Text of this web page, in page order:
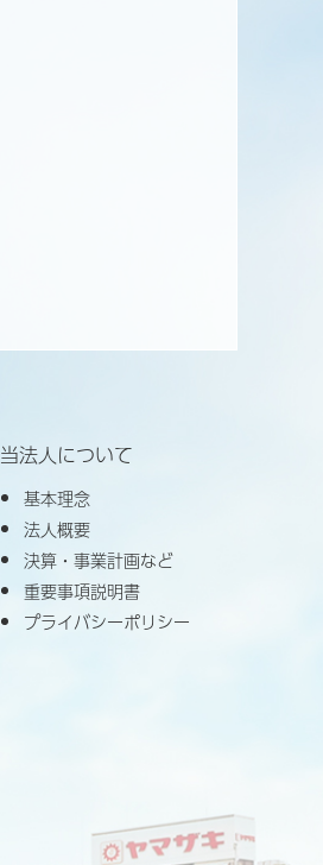
当法人について
基本理念
法人概要
決算・事業計画など
重要事項説明書
プライバシーポリシー